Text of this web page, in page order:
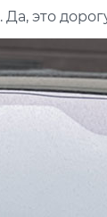
. Да, это